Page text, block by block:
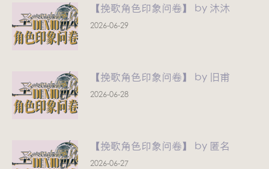
【挽歌角色印象问卷】 by 沐沐
2026-06-29
【挽歌角色印象问卷】 by 旧甫
2026-06-28
【挽歌角色印象问卷】 by 匿名
2026-06-27